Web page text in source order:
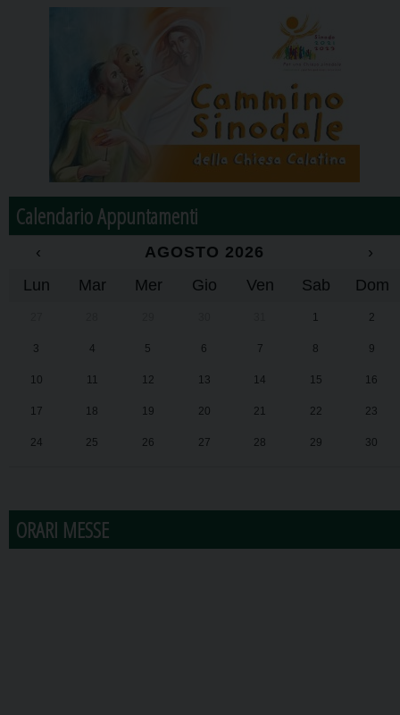
Calendario Appuntamenti
‹ AGOSTO 2026
›
Lun
Mar Mer Gio Ven Sab Dom
1 2
3 4 5 6 7 8 9
10 11 12 13 14 15 16
17 18 19 20 21 22 23
24 25 26 27 28 29 30
ORARI MESSE